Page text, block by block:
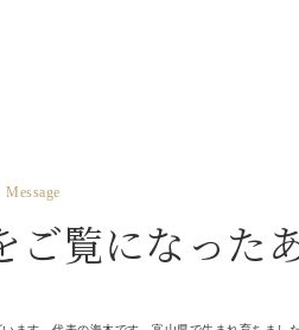
Message
ご覧になった